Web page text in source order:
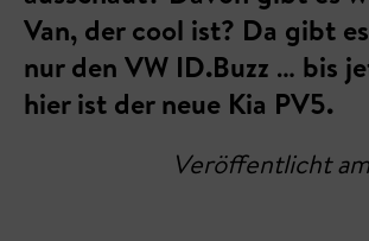
Van, der cool ist? Da gibt
nur den VW ID.Buzz … bis
hier ist der neue Kia PV5.
Veröffentlicht